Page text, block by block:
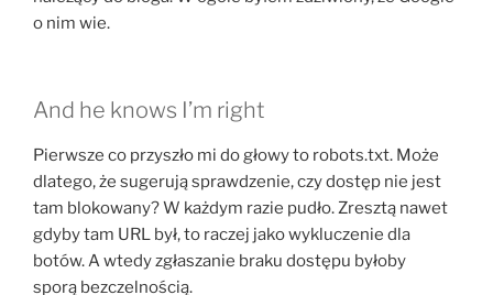
o nim wie.
And he knows I’m right
Pierwsze co przyszło mi do głowy to robots.txt. Może
dlatego, że sugerują sprawdzenie, czy dostęp nie jest
tam blokowany? W każdym razie pudło. Zresztą nawet
gdyby tam URL był, to raczej jako wykluczenie dla
botów. A wtedy zgłaszanie braku dostępu byłoby
sporą bezczelnością.